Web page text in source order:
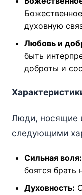
духовную
Любовь и
быть
доброты и
Люди, носящие
следующими
Сильная воля:
боятся брать
Духовность: